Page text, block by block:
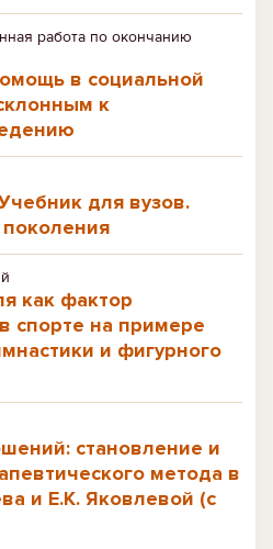
работа по окончанию
в социальной
к
для вузов.
поколения
как фактор
спорте на примере
и фигурного
становление и
метода в
и Е.К. Яковлевой (с